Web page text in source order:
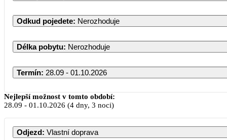
Odkud pojedete: Nerozhoduje
Délka pobytu: Nerozhoduje
Termín: 28.09 - 01.10.2026
Září 2026
PO ÚT ST ČT PÁ
Nejlepší možnost v tomto období:
28.09 - 01.10.2026 (4 dny, 3 noci)
Odjezd: Vlastní doprava